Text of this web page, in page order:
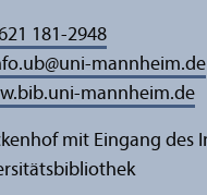
181-2948
@uni-mannheim.de
mannheim.de